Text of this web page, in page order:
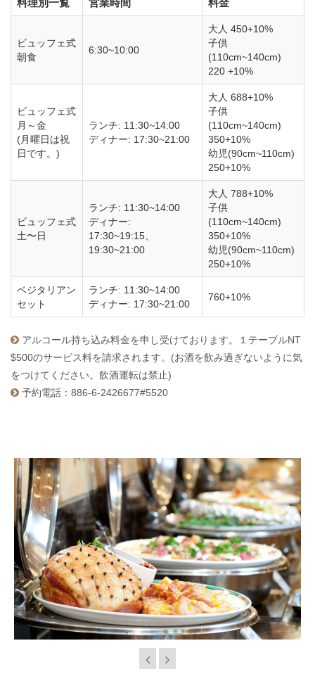
料理別一覧 営業時間 料金
ビュッフェ式
朝食
6:30~10:00
大人 450+10%
子供
(110cm~140cm)
220 +10%
ビュッフェ式
月～金
(月曜日は祝
日です。)
ランチ: 11:30~14:00
ディナー: 17:30~21:00
大人 688+10%
子供
(110cm~140cm)
350+10%
幼児(90cm~110cm)
250+10%
ビュッフェ式
土〜日
ランチ: 11:30~14:00
ディナー:
17:30~19:15、
19:30~21:00
大人 788+10%
子供
(110cm~140cm)
350+10%
幼児(90cm~110cm)
250+10%
ベジタリアン
セット
ランチ: 11:30~14:00
ディナー: 17:30~21:00
760+10%
アルコール持ち込み料金を申し受けております。１テーブルNT
$500のサービス料を請求されます。(お酒を飲み過ぎないように気
をつけてください。飲酒運転は禁止)
予約電話：886-6-2426677#5520